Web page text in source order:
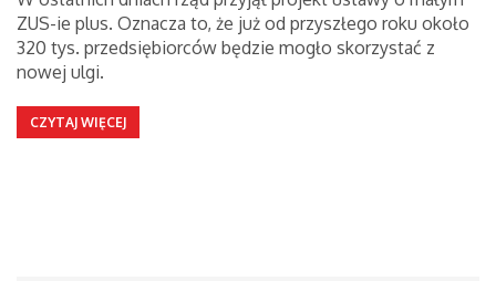
ZUS-ie plus. Oznacza to, że już od przyszłego roku około
320 tys. przedsiębiorców będzie mogło skorzystać z
nowej ulgi.
CZYTAJ WIĘCEJ